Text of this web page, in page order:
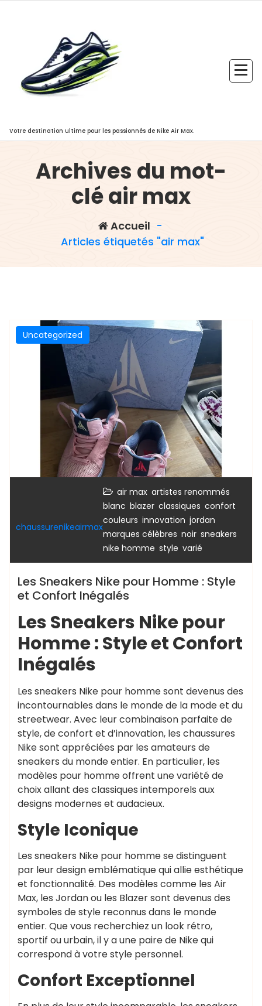
Votre destination ultime pour les passionnés de Nike Air Max.
Archives du mot-
clé air max
Accueil -
Articles étiquetés "air max"
Uncategorized
chaussurenikeairmax
air max artistes renommés
blanc blazer classiques confort
couleurs innovation jordan
marques célèbres noir sneakers
nike homme style varié
Les Sneakers Nike pour Homme : Style
et Confort Inégalés
Les Sneakers Nike pour
Homme : Style et Confort
Inégalés
Les sneakers Nike pour homme sont devenus des
incontournables dans le monde de la mode et du
streetwear. Avec leur combinaison parfaite de
style, de confort et d’innovation, les chaussures
Nike sont appréciées par les amateurs de
sneakers du monde entier. En particulier, les
modèles pour homme offrent une variété de
choix allant des classiques intemporels aux
designs modernes et audacieux.
Style Iconique
Les sneakers Nike pour homme se distinguent
par leur design emblématique qui allie esthétique
et fonctionnalité. Des modèles comme les Air
Max, les Jordan ou les Blazer sont devenus des
symboles de style reconnus dans le monde
entier. Que vous recherchiez un look rétro,
sportif ou urbain, il y a une paire de Nike qui
correspond à votre style personnel.
Confort Exceptionnel